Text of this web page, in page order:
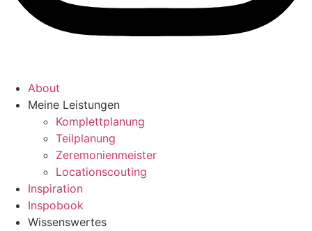
About
Meine Leistungen
Komplettplanung
Teilplanung
Zeremonienmeister
Locationscouting
Inspiration
Inspobook
Wissenswertes